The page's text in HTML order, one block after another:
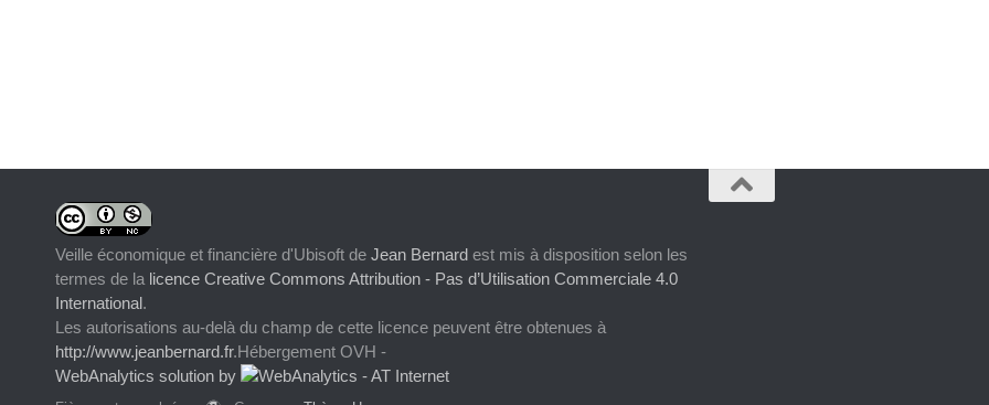
Veille économique et financière d'Ubisoft de Jean Bernard est mis à disposition selon les
termes de la licence Creative Commons Attribution - Pas d’Utilisation Commerciale 4.0
International.
Les autorisations au-delà du champ de cette licence peuvent être obtenues à
http://www.jeanbernard.fr.Hébergement OVH -
WebAnalytics solution by